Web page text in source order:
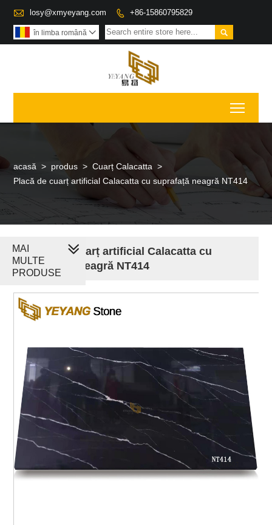
 losy@xmyeyang.com  +86-15860795829

în limba română 
acasă > produs > Cuarț Calacatta >
Placă de cuarț artificial Calacatta cu suprafață neagră NT414
Placă de cuarț artificial Calacatta cu
suprafață neagră NT414
MAI
MULTE
PRODUSE